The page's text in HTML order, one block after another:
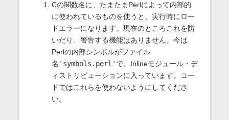
Cの関数名に、たまたまPerlによって内部的
に使われているものを使うと、実行時にロー
ドエラーになります。現在のところこれを防
いだり、警告する機能はありません。今は
Perlの内部シンボルがファイル
名 'symbols.perl' で、Inlineモジュール・デ
ィストリビューションに入っています。コー
ドではこれらを使わないようにしてくださ
い。